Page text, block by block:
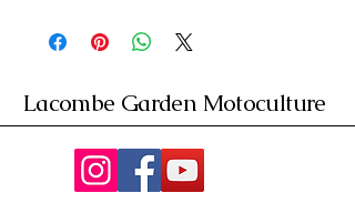
Lacombe Garden Motoculture